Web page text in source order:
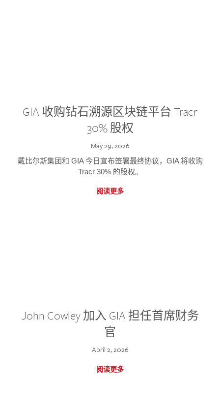
GIA 收购钻石溯源区块链平台 Tracr
30% 股权
May 29, 2026
戴比尔斯集团和 GIA 今日宣布签署最终协议，GIA 将收购
Tracr 30% 的股权。
阅读更多
John Cowley 加入 GIA 担任首席财务
官
April 2, 2026
阅读更多